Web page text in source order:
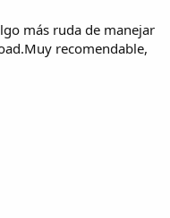
más ruda de manejar
recomendable,